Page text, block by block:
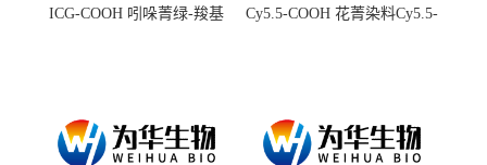
ICG-COOH 吲哚菁绿-羧基
Cy5.5-COOH 花菁染料Cy5.5-